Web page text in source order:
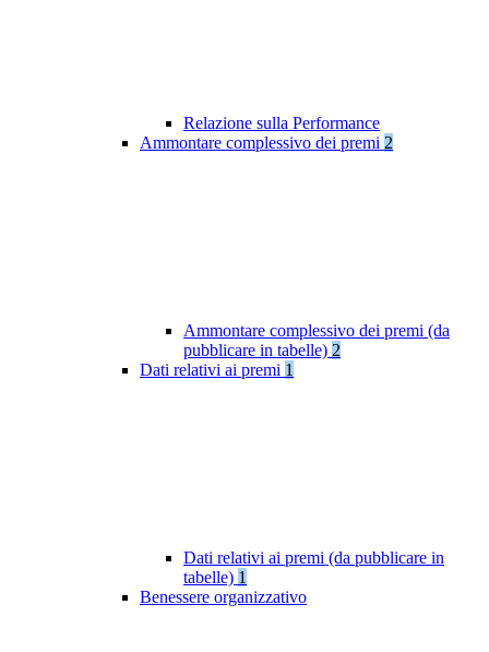
Relazione sulla Performance
Ammontare complessivo dei premi 2
Ammontare complessivo dei premi (da
pubblicare in tabelle) 2
Dati relativi ai premi 1
Dati relativi ai premi (da pubblicare in
tabelle) 1
Benessere organizzativo